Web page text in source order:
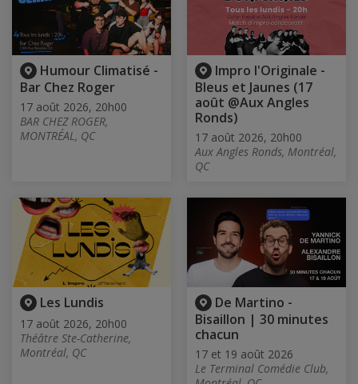
Humour Climatisé -
Bar Chez Roger
17 août 2026, 20h00
BAR CHEZ ROGER,
MONTRÉAL, QC
Impro l'Originale -
Bleus et Jaunes (17
août @Aux Angles
Ronds)
17 août 2026, 20h00
Aux Angles Ronds, Montréal,
QC
Les Lundis
17 août 2026, 20h00
Théâtre Ste-Catherine,
Montréal, QC
De Martino -
Bisaillon | 30 minutes
chacun
17 et 19 août 2026
Le Terminal Comédie Club,